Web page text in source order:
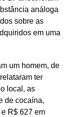
análoga
sobre as
em uma
um homem, de
ter
local, as
de cocaína,
R$ 627 em